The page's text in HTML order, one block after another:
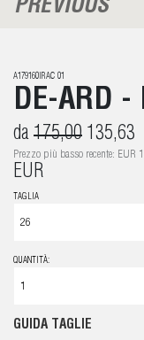
PREVIOUS
A179160IRAC 01
DE-ARD -
da 175,00 135,63
Prezzo più basso recente: EUR
EUR
TAGLIA
QUANTITÀ:
GUIDA TAGLIE